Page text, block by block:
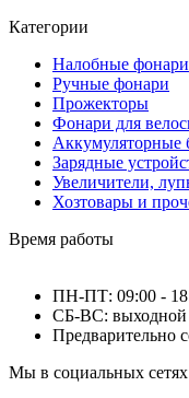
Категории
Налобные фонари
Ручные фонари
Прожекторы
Фонари для
Аккумуляторные
Зарядные
Увеличители,
Хозтовары и
Время работы
ПН-ПТ: 09:00 -
СБ-ВС: выходной
Предварительно
Мы в социальных